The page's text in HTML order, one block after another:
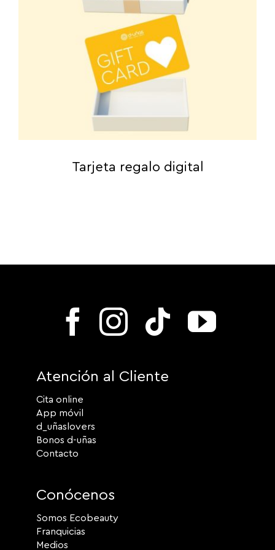
Tarjeta regalo digital
Atención al Cliente
Cita online
App móvil
d_uñaslovers
Bonos d-uñas
Contacto
Conócenos
Somos Ecobeauty
Franquicias
Medios